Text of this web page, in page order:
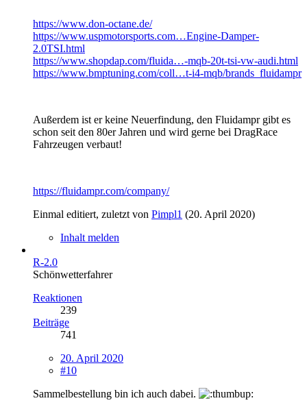
https://www.don-octane.de/
https://www.uspmotorsports.com…Engine-Damper-
2.0TSI.html
https://www.shopdap.com/fluida…-mqb-20t-tsi-vw-audi.html
https://www.bmptuning.com/coll…t-i4-mqb/brands_fluidampr
Außerdem ist er keine Neuerfindung, den Fluidampr gibt es
schon seit den 80er Jahren und wird gerne bei DragRace
Fahrzeugen verbaut!
https://fluidampr.com/company/
Einmal editiert, zuletzt von Pimpl1 (20. April 2020)
Inhalt melden
R-2.0
Schönwetterfahrer
Reaktionen
239
Beiträge
741
20. April 2020
#10
Sammelbestellung bin ich auch dabei.